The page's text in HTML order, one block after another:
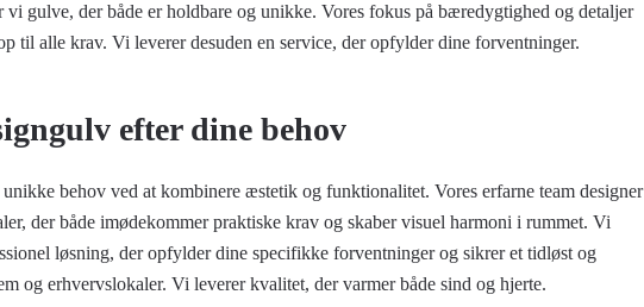
gulve, der både er holdbare og unikke. Vores fokus på bæredygtighed og detaljer
til alle krav. Vi leverer desuden en service, der opfylder dine forventninger.
efter dine behov
behov ved at kombinere æstetik og funktionalitet. Vores erfarne team designer
der både imødekommer praktiske krav og skaber visuel harmoni i rummet. Vi
løsning, der opfylder dine specifikke forventninger og sikrer et tidløst og
og erhvervslokaler. Vi leverer kvalitet, der varmer både sind og hjerte.